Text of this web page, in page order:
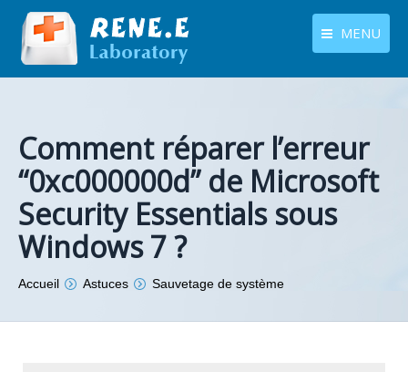
MENU
Centre de téléchargement
Boutique
Tutoriels
Comment réparer l’erreur
“0xc000000d” de Microsoft
Security Essentials sous
Windows 7 ?
Vous êtes ici :
Accueil Astuces Sauvetage de système